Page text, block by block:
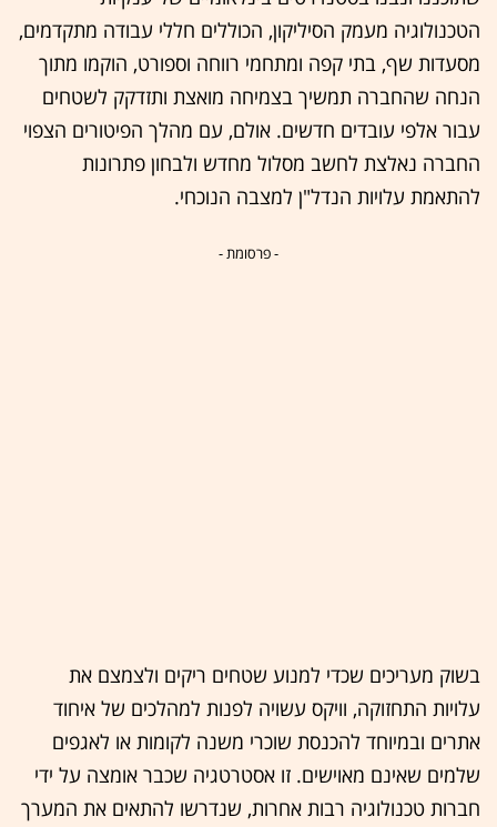
הטכנולוגיה מעמק הסיליקון, הכוללים חללי עבודה מתקדמים,
מסעדות שף, בתי קפה ומתחמי רווחה וספורט, הוקמו מתוך
הנחה שהחברה תמשיך בצמיחה מואצת ותזדקק לשטחים
עבור אלפי עובדים חדשים. אולם, עם מהלך הפיטורים הצפוי
החברה נאלצת לחשב מסלול מחדש ולבחון פתרונות
להתאמת עלויות הנדל"ן למצבה הנוכחי.
- פרסומת -
בשוק מעריכים שכדי למנוע שטחים ריקים ולצמצם את
עלויות התחזוקה, וויקס עשויה לפנות למהלכים של איחוד
אתרים ובמיוחד להכנסת שוכרי משנה לקומות או לאגפים
שלמים שאינם מאוישים. זו אסטרטגיה שכבר אומצה על ידי
חברות טכנולוגיה רבות אחרות, שנדרשו להתאים את המערך